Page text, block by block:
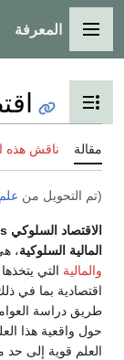
القائمة الرئيسية
المعرفة
تبديل عرض
مقالة ناقش هذه
(تم التحويل من
الاقتصاد السلوكي
المالية السلوكية،
والمالية التي
اقتصادية بما في
طريق دراسة
حول واقعية هذا
العلم قوية إلى